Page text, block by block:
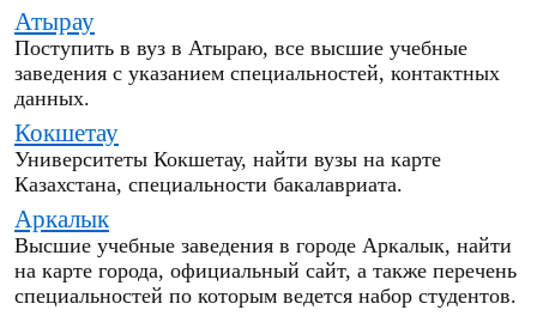
Атырау
Поступить в вуз в Атыраю, все высшие учебные
заведения с указанием специальностей, контактных
данных.
Кокшетау
Университеты Кокшетау, найти вузы на карте
Казахстана, специальности бакалавриата.
Аркалык
Высшие учебные заведения в городе Аркалык, найти
на карте города, официальный сайт, а также перечень
специальностей по которым ведется набор студентов.